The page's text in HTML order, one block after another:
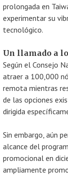
prolongada en
experimentar su
tecnológico.
Un llamado a
Según el Consejo
atraer a 100,000
remota mientras
de las opciones
dirigida
Sin embargo, aún
alcance del
promocional en
ampliamente